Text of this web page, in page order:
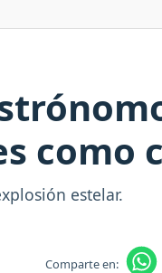
como
estelar.
Comparte en: